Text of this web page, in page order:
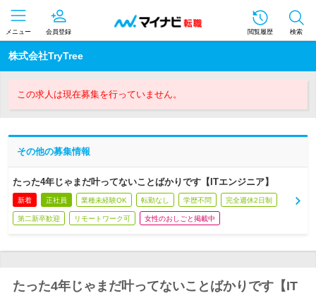
メニュー 会員登録 閲覧履歴 検索
株式会社TryTree
この求人は現在募集を行っていません。
その他の募集情報
たった4年じゃまだ叶ってないことばかりです【ITエンジニア】
新着 正社員 業種未経験OK 転勤なし 学歴不問 完全週休2日制
第二新卒歓迎 リモートワーク可 女性のおしごと掲載中
たった4年じゃまだ叶ってないことばかりです【IT